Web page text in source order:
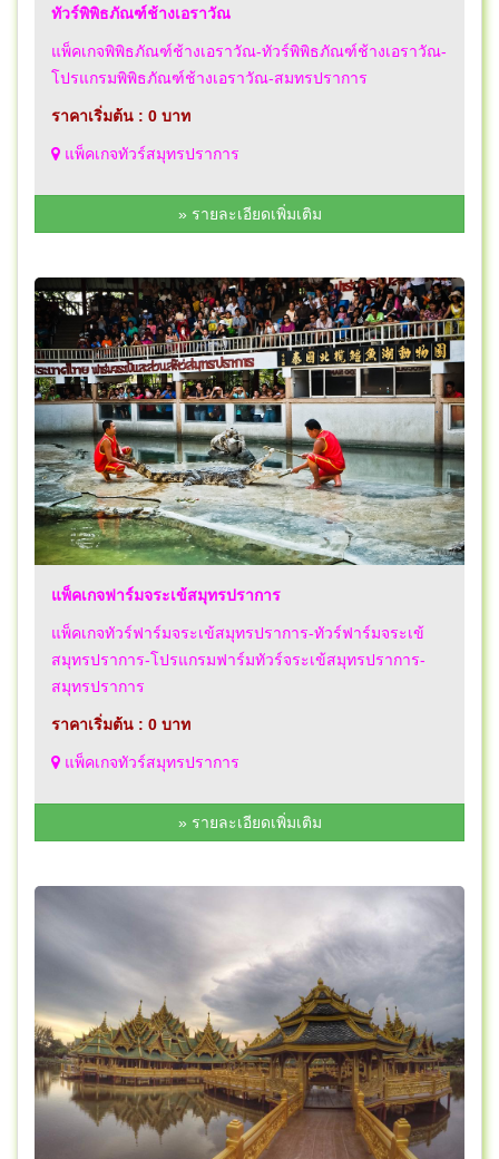
ทัวร์พิพิธภัณฑ์ช้างเอราวัณ
แพ็คเกจพิพิธภัณฑ์ช้างเอราวัณ-ทัวร์พิพิธภัณฑ์ช้างเอราวัณ-
โปรแกรมพิพิธภัณฑ์ช้างเอราวัณ-สมทรปราการ
ราคาเริ่มต้น : 0 บาท
แพ็คเกจทัวร์สมุทรปราการ
» รายละเอียดเพิ่มเติม
แพ็คเกจฟาร์มจระเข้สมุทรปราการ
แพ็คเกจทัวร์ฟาร์มจระเข้สมุทรปราการ-ทัวร์ฟาร์มจระเข้
สมุทรปราการ-โปรแกรมฟาร์มทัวร์จระเข้สมุทรปราการ-
สมุทรปราการ
ราคาเริ่มต้น : 0 บาท
แพ็คเกจทัวร์สมุทรปราการ
» รายละเอียดเพิ่มเติม